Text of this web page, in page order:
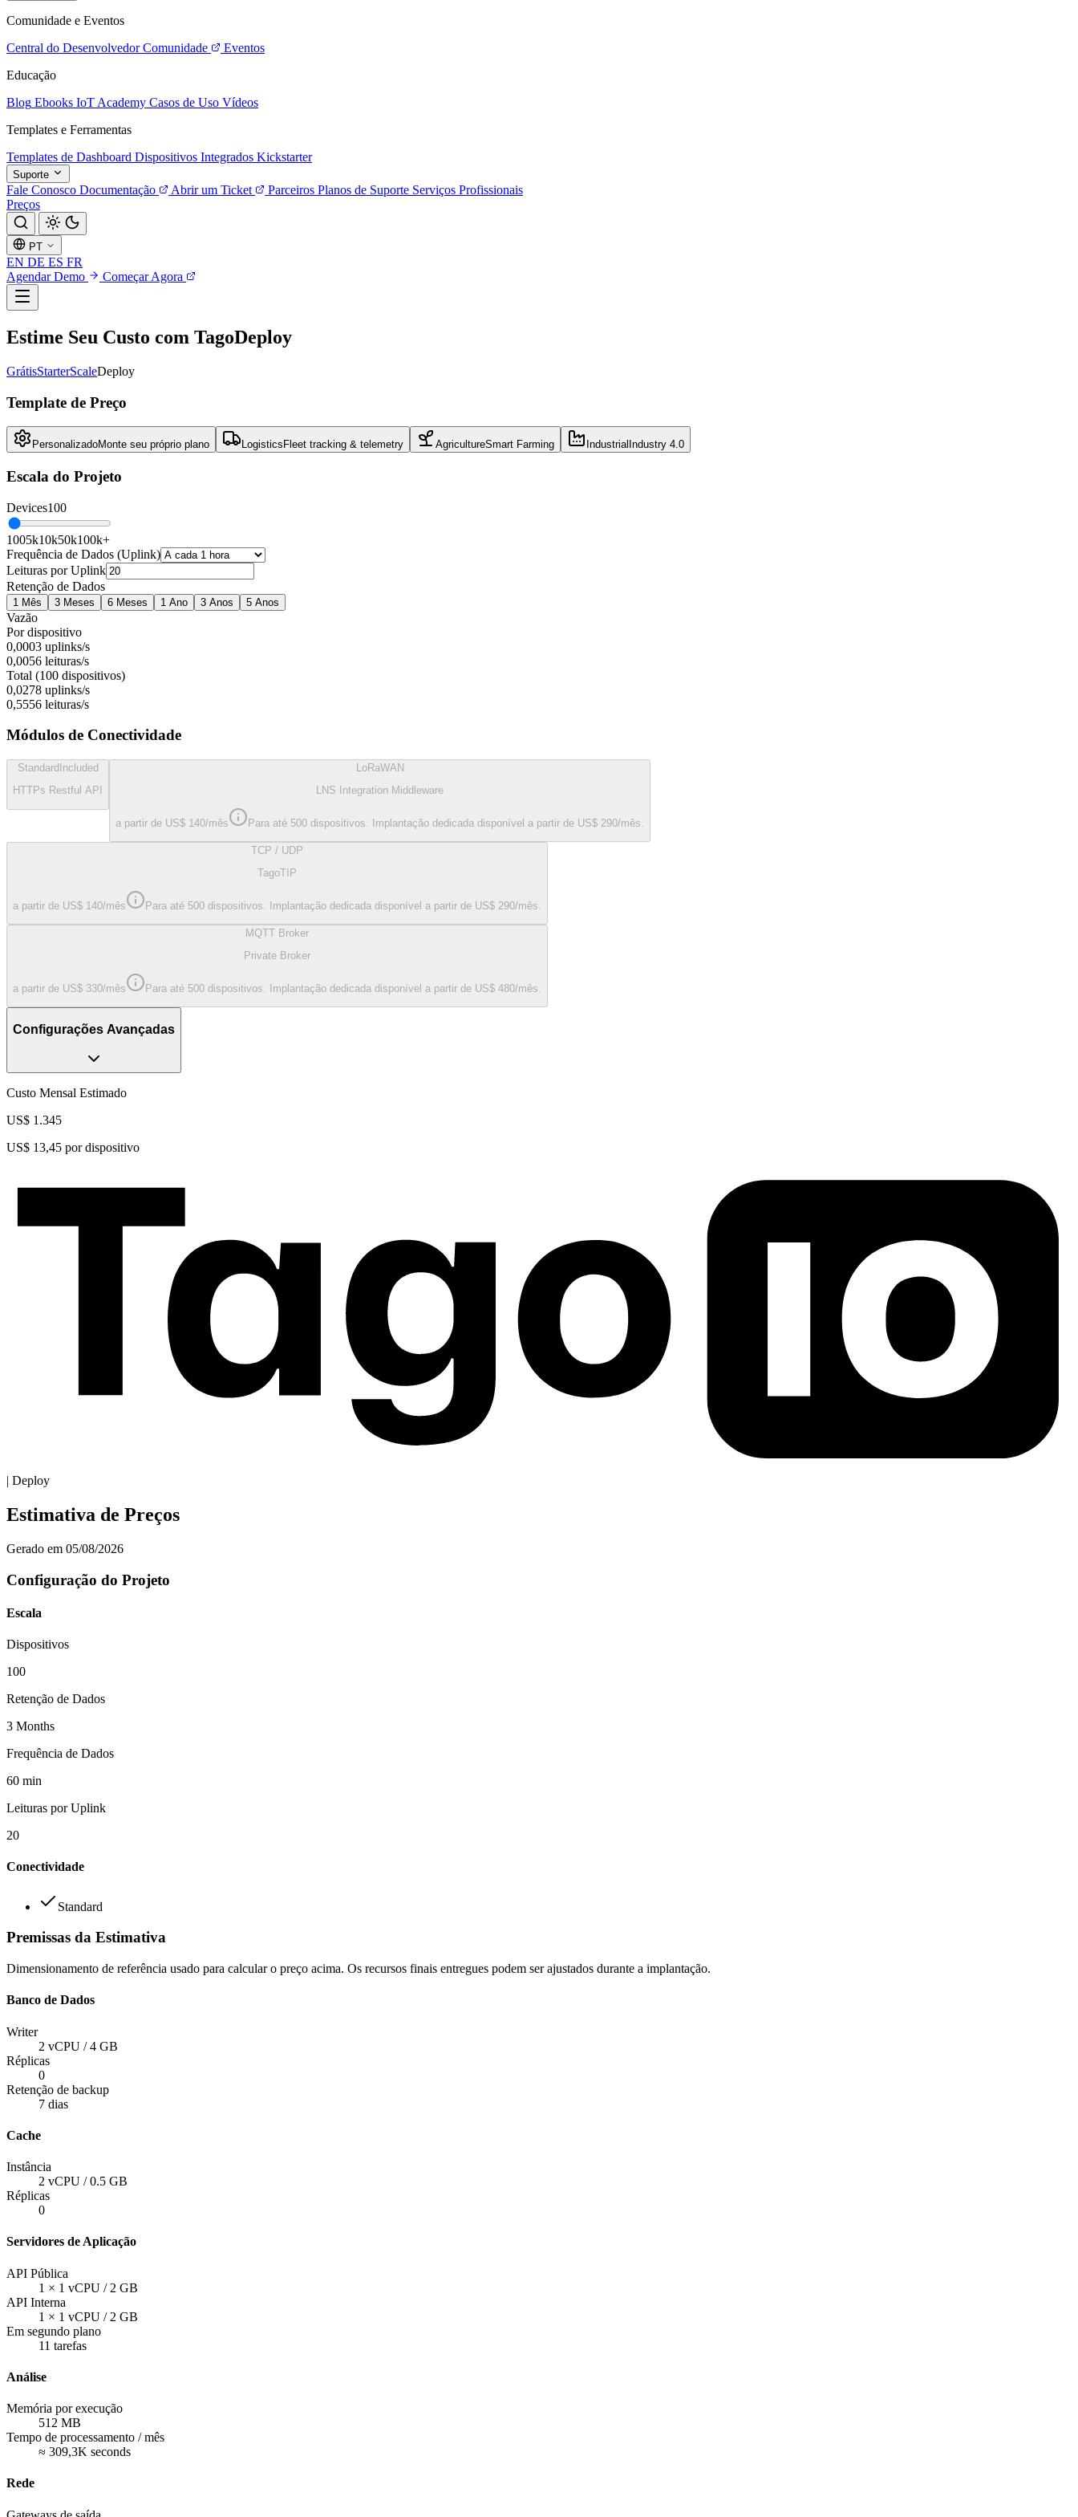
Comunidade e Eventos
Central do Desenvolvedor Comunidade
Eventos
Educação
Blog Ebooks IoT Academy Casos de Uso Vídeos
Templates e Ferramentas
Templates de Dashboard Dispositivos Integrados Kickstarter
Suporte
Fale Conosco Documentação Abrir um Ticket Parceiros Planos de Suporte Serviços Profissionais
Preços
PT
EN DE ES FR
Agendar Demo
Começar Agora
Estime Seu Custo com TagoDeploy
GrátisStarterScaleDeploy
Template de Preço
PersonalizadoMonte seu próprio plano Logistics Fleet tracking & telemetry AgricultureSmart Farming Industrial Industry 4.0
Escala do Projeto
Devices100
1005k10k50k100k+
Frequência de Dados (Uplink)
Leituras por Uplink
Retenção de Dados
1 Mês 3 Meses 6 Meses 1 Ano 3 Anos 5 Anos
Vazão
Por dispositivo
0,0003 uplinks/s
0,0056 leituras/s
Total (100 dispositivos)
0,0278 uplinks/s
0,5556 leituras/s
Módulos de Conectividade
Standard Included
HTTPs Restful API
LoRaWAN
LNS Integration Middleware
a partir de US$ 140/mês Para até 500 dispositivos. Implantação dedicada disponível a partir de US$ 290/mês.
TCP / UDP
TagoTIP
a partir de US$ 140/mês Para até 500 dispositivos. Implantação dedicada disponível a partir de US$ 290/mês.
MQTT Broker
Private Broker
a partir de US$ 330/mês Para até 500 dispositivos. Implantação dedicada disponível a partir de US$ 480/mês.
Configurações Avançadas
Custo Mensal Estimado
US$ 1.345
US$ 13,45 por dispositivo
| Deploy
Estimativa de Preços
Gerado em 05/08/2026
Configuração do Projeto
Escala
Dispositivos
100
Retenção de Dados
3 Months
Frequência de Dados
60 min
Leituras por Uplink
20
Conectividade
Standard
Premissas da Estimativa
Dimensionamento de referência usado para calcular o preço acima. Os recursos finais entregues podem ser ajustados durante a implantação.
Banco de Dados
Writer
2 vCPU / 4 GB
Réplicas
0
Retenção de backup
7 dias
Cache
Instância
2 vCPU / 0.5 GB
Réplicas
0
Servidores de Aplicação
API Pública
1 × 1 vCPU / 2 GB
API Interna
1 × 1 vCPU / 2 GB
Em segundo plano
11 tarefas
Análise
Memória por execução
512 MB
Tempo de processamento / mês
≈ 309,3K seconds
Rede